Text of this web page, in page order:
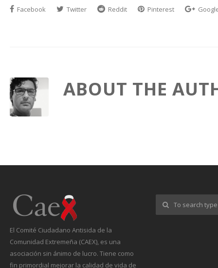
Facebook Twitter Reddit Pinterest
ABOUT THE
El Comité Ciudadano Antisida de la
Comunidad Extremeña (CAEX), es una
asociación sin ánimo de lucro. Tiene como
fin primordial mejorar la calidad de vida de